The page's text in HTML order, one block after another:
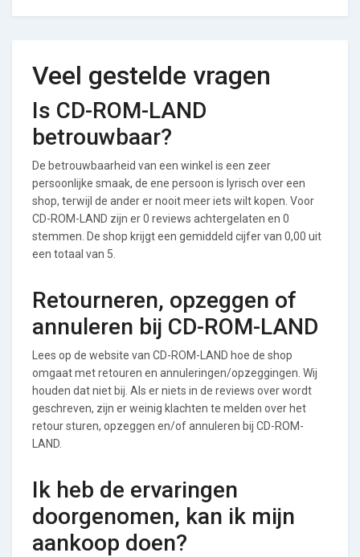
Veel gestelde vragen
Is CD-ROM-LAND
betrouwbaar?
De betrouwbaarheid van een winkel is een zeer
persoonlijke smaak, de ene persoon is lyrisch over een
shop, terwijl de ander er nooit meer iets wilt kopen. Voor
CD-ROM-LAND zijn er 0 reviews achtergelaten en 0
stemmen. De shop krijgt een gemiddeld cijfer van 0,00 uit
een totaal van 5.
Retourneren, opzeggen of
annuleren bij CD-ROM-LAND
Lees op de website van CD-ROM-LAND hoe de shop
omgaat met retouren en annuleringen/opzeggingen. Wij
houden dat niet bij. Als er niets in de reviews over wordt
geschreven, zijn er weinig klachten te melden over het
retour sturen, opzeggen en/of annuleren bij CD-ROM-
LAND.
Ik heb de ervaringen
doorgenomen, kan ik mijn
aankoop doen?